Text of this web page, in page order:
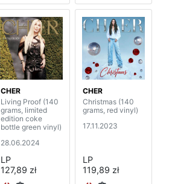
CHER
Living Proof (140
grams, limited
edition coke
bottle green vinyl)
28.06.2024
LP
127,89 zł
CHER
Christmas (140
grams, red vinyl)
17.11.2023
LP
119,89 zł